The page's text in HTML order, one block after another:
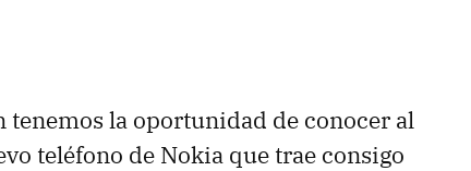
tenemos la oportunidad de conocer al
teléfono de Nokia que trae consigo